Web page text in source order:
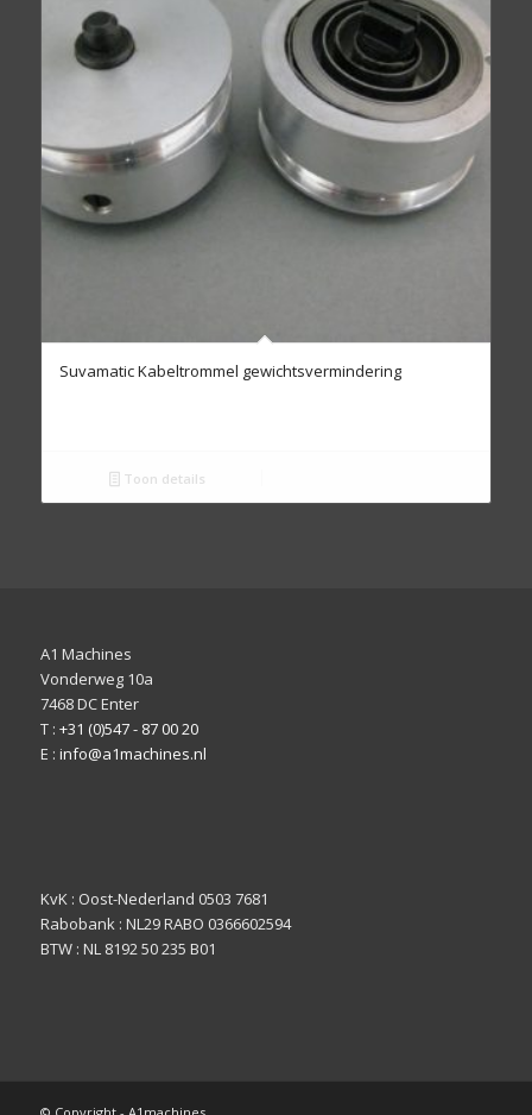
Suvamatic Kabeltrommel gewichtsvermindering
Toon details
A1 Machines
Vonderweg 10a
7468 DC Enter
T : +31 (0)547 - 87 00 20
E : info@a1machines.nl
KvK : Oost-Nederland 0503 7681
Rabobank : NL29 RABO 0366602594
BTW : NL 8192 50 235 B01